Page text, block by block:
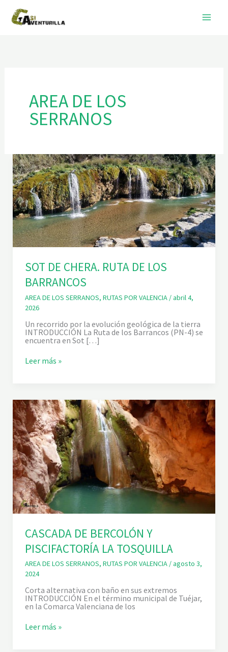
contenido
AREA DE LOS
SERRANOS
SOT DE CHERA. RUTA DE LOS
BARRANCOS
AREA DE LOS SERRANOS, RUTAS POR VALENCIA/abril 4,
2026
Un recorrido por la evolución geológica de la tierra
INTRODUCCIÓN La Ruta de los Barrancos (PN-4) se
encuentra en Sot […]
S
C
H
E
R
A
.
R
U
T
A
D
E
L
O
S
A
R
R
A
N
C
O
S
Leer más »
CASCADA DE BERCOLÓN Y
PISCIFACTORÍA LA TOSQUILLA
AREA DE LOS SERRANOS, RUTAS POR VALENCIA/agosto 3,
2024
Corta alternativa con baño en sus extremos
INTRODUCCIÓN En el término municipal de Tuéjar,
en la Comarca Valenciana de los
C
Leer más »